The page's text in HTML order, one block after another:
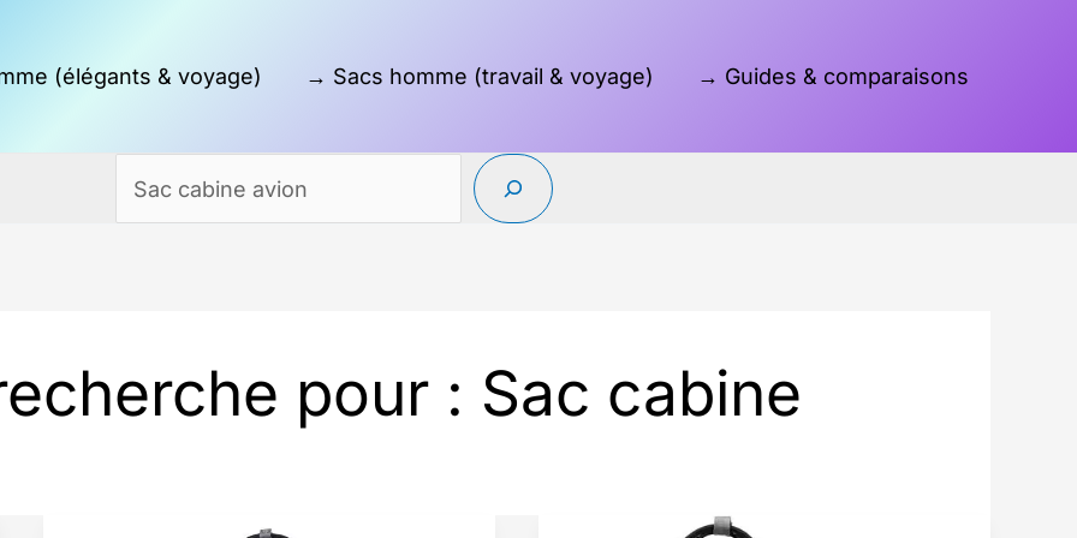
(élégants & voyage) → Sacs homme (travail & voyage) → Guides & comparaisons
pour : Sac cabine